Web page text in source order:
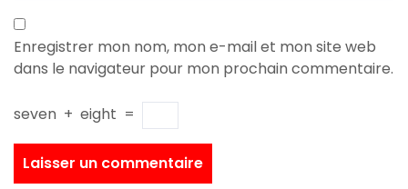
Enregistrer mon nom, mon e-mail et mon site web
dans le navigateur pour mon prochain commentaire.
seven + eight =